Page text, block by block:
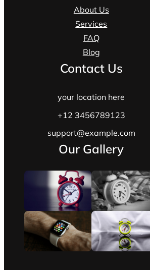
About Us
Services
FAQ
Blog
Contact Us
your location here
+12 3456789123
support@example.com
Our Gallery